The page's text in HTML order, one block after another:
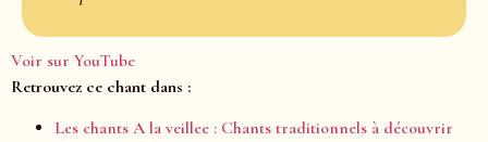
Voir sur YouTube
Retrouvez ce chant dans :
Les chants A la veillee : Chants traditionnels à découvrir